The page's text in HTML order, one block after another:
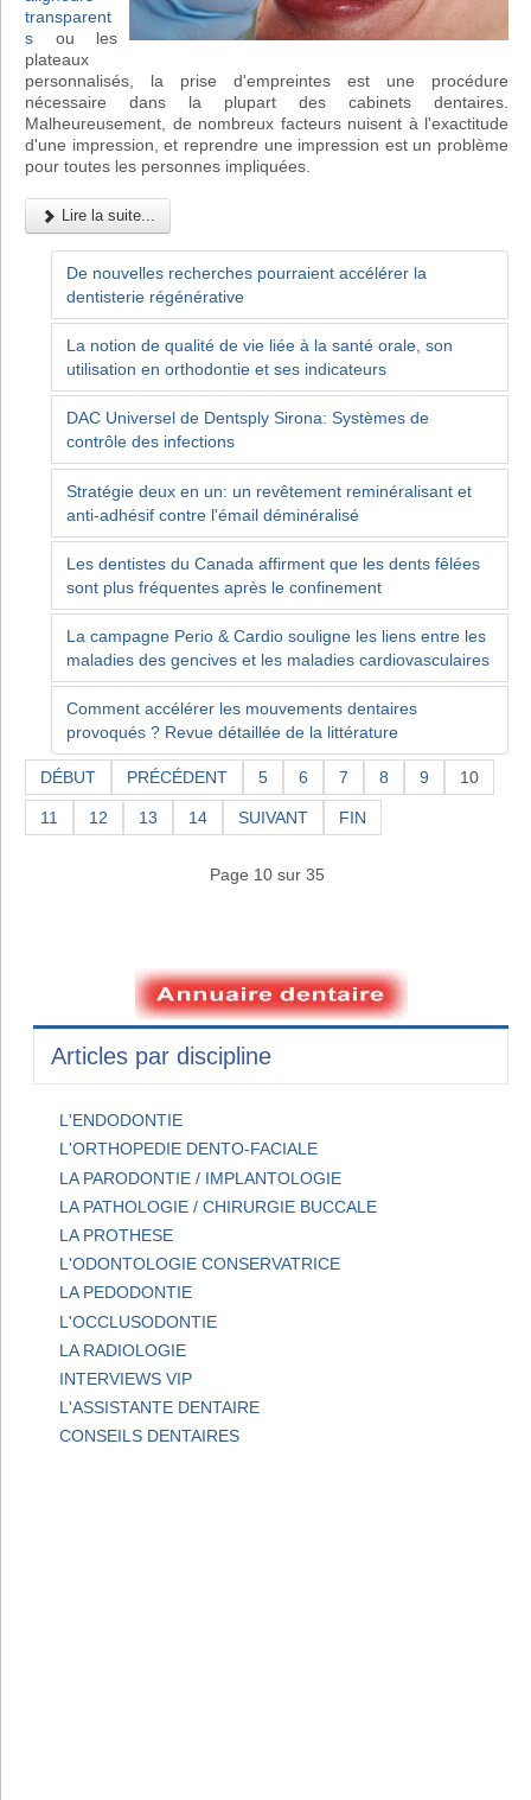
transparent
s ou les
plateaux
personnalisés, la prise d'empreintes est une procédure
nécessaire dans la plupart des cabinets dentaires.
Malheureusement, de nombreux facteurs nuisent à l'exactitude
d'une impression, et reprendre une impression est un problème
pour toutes les personnes impliquées.
Lire la suite...
De nouvelles recherches pourraient accélérer la
dentisterie régénérative
La notion de qualité de vie liée à la santé orale, son
utilisation en orthodontie et ses indicateurs
DAC Universel de Dentsply Sirona: Systèmes de
contrôle des infections
Stratégie deux en un: un revêtement reminéralisant et
anti-adhésif contre l'émail déminéralisé
Les dentistes du Canada affirment que les dents fêlées
sont plus fréquentes après le confinement
La campagne Perio & Cardio souligne les liens entre les
maladies des gencives et les maladies cardiovasculaires
Comment accélérer les mouvements dentaires
provoqués ? Revue détaillée de la littérature
DÉBUT PRÉCÉDENT 5 6 7 8 9 10
11 12 13 14 SUIVANT FIN
Page 10 sur 35
Articles par discipline
L'ENDODONTIE
L'ORTHOPEDIE DENTO-FACIALE
LA PARODONTIE / IMPLANTOLOGIE
LA PATHOLOGIE / CHIRURGIE BUCCALE
LA PROTHESE
L'ODONTOLOGIE CONSERVATRICE
LA PEDODONTIE
L'OCCLUSODONTIE
LA RADIOLOGIE
INTERVIEWS VIP
L'ASSISTANTE DENTAIRE
CONSEILS DENTAIRES